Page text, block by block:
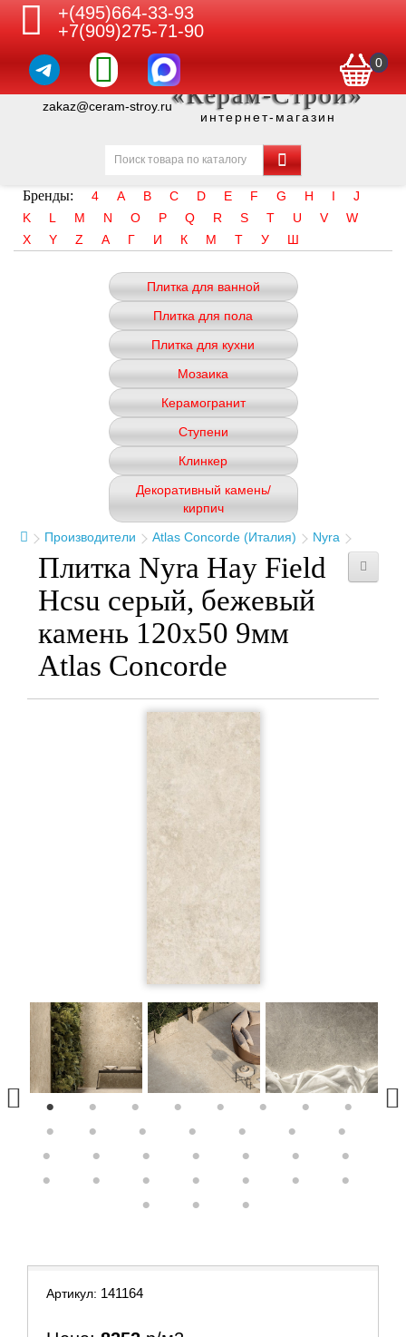
+(495)664-33-93
+7(909)275-71-90
0
zakaz@ceram-stroy.ru«Керам-Строй»
интернет-магазин
Бренды: 4 A B C D E F G H I
J
K
L M N O P Q R S T U V
W
X
Y Z А Г И К М Т У Ш
Плитка для ванной
Плитка для пола
Плитка для кухни
Мозаика
Керамогранит
Ступени
Клинкер
Декоративный камень/
кирпич
Производители
Atlas Concorde (Италия) Nyra
Плитка Nyra Hay Field
Hcsu серый, бежевый
камень 120x50 9мм
Atlas Concorde
Артикул: 141164